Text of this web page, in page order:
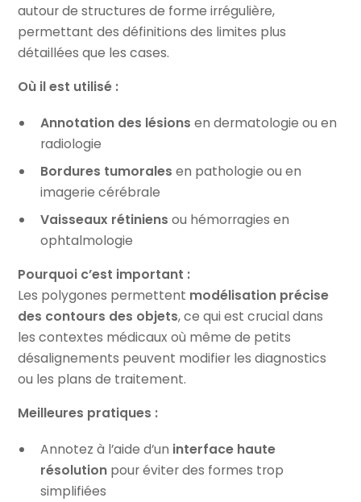
autour de structures de forme irrégulière,
permettant des définitions des limites plus
détaillées que les cases.
Où il est utilisé :
Annotation des lésions en dermatologie ou en
radiologie
Bordures tumorales en pathologie ou en
imagerie cérébrale
Vaisseaux rétiniens ou hémorragies en
ophtalmologie
Pourquoi c’est important :
Les polygones permettent modélisation précise
des contours des objets, ce qui est crucial dans
les contextes médicaux où même de petits
désalignements peuvent modifier les diagnostics
ou les plans de traitement.
Meilleures pratiques :
Annotez à l’aide d’un interface haute
résolutionpour éviter des formes trop
simplifiées